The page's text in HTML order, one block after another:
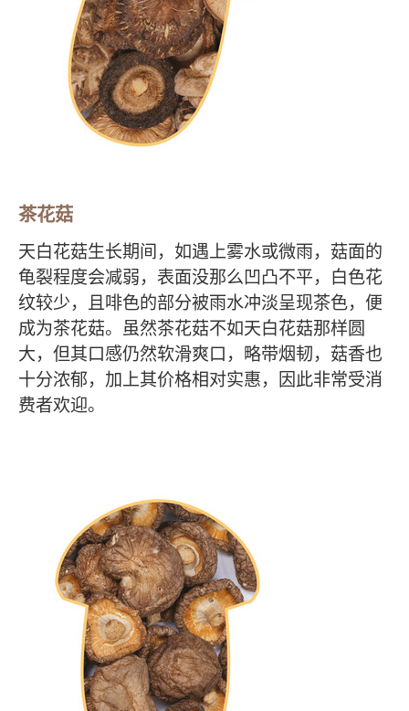
茶花菇
天白花菇生长期间，如遇上雾水或微雨，菇面的
龟裂程度会减弱，表面没那么凹凸不平，白色花
纹较少，且啡色的部分被雨水冲淡呈现茶色，便
成为茶花菇。虽然茶花菇不如天白花菇那样圆
大，但其口感仍然软滑爽口，略带烟韧，菇香也
十分浓郁，加上其价格相对实惠，因此非常受消
费者欢迎。